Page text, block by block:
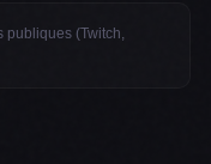
publiques (Twitch,